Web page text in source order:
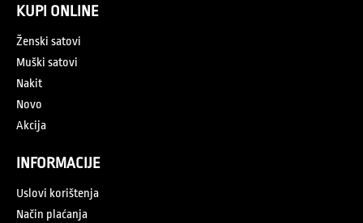
KUPI ONLINE
Ženski satovi
Muški satovi
Nakit
Novo
Akcija
INFORMACIJE
Uslovi korištenja
Način plaćanja